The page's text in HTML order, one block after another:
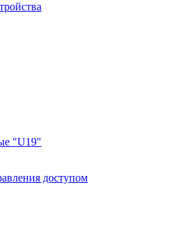
"U19"
доступом